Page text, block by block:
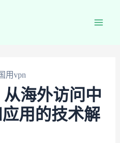
用vpn
海外访问中
用的技术解